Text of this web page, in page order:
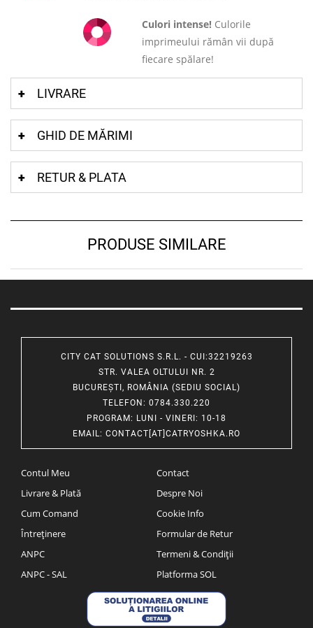
Culori intense! Culorile
imprimeului rămân vii după
fiecare spălare!
LIVRARE
GHID DE MĂRIMI
RETUR & PLATA
PRODUSE SIMILARE
CITY CAT SOLUTIONS S.R.L. - CUI:32219263
STR. VALEA OLTULUI NR. 2
BUCUREȘTI, ROMÂNIA (SEDIU SOCIAL)
TELEFON : 0784.330.220
PROGRAM: LUNI - VINERI: 10-18
EMAIL : CONTACT[AT]CATRYOSHKA.RO
Contul Meu
Livrare & Plată
Cum Comand
Întreținere
ANPC
ANPC - SAL
Contact
Despre Noi
Cookie Info
Formular de Retur
Termeni & Condiții
Platforma SOL